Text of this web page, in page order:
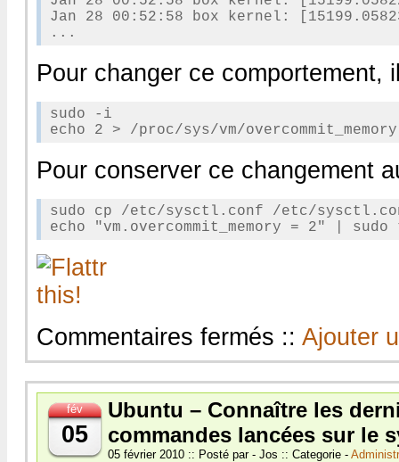
Jan 28 00:52:58 box kernel:
Pour changer ce comportement,
sudo -i
Pour conserver ce changement
sudo cp /etc/sysctl.conf /etc/
Commentaires fermés sur
Désactiver
la
gestion
préventive
de
mémoire
:: Ajouter
fév
05
Ubuntu – Connaître les
commandes lancées sur le
05 février 2010 :: Posté par - Jos :: Categorie -